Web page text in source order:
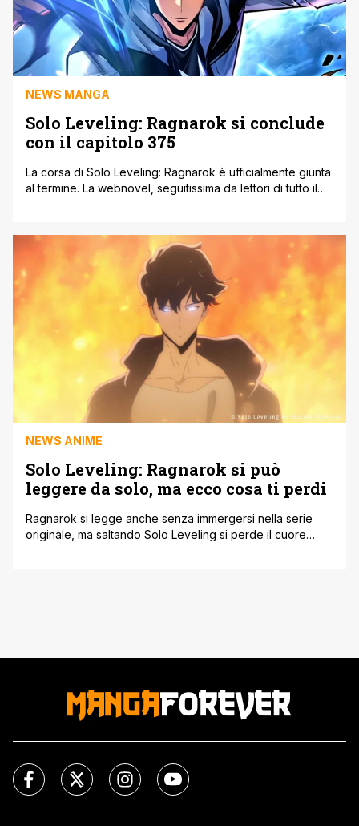
NEWS MANGA
Solo Leveling: Ragnarok si conclude
con il capitolo 375
La corsa di Solo Leveling: Ragnarok è ufficialmente giunta
al termine. La webnovel, seguitissima da lettori di tutto il
milioni di appassionati con la sua miscela di azione,
tensione narrativa e momenti emozionanti. Un’eredità
importante Ragnarok continua la [']
NEWS ANIME
Solo Leveling: Ragnarok si può
leggere da solo, ma ecco cosa ti perdi
Ragnarok si legge anche senza immergersi nella serie
originale, ma saltando Solo Leveling si perde il cuore